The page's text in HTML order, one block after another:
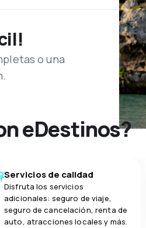
o una
eDestinos?
Servicios de calidad
Disfruta los servicios
adicionales: seguro de viaje,
seguro de cancelación, renta de
auto, atracciones locales y más.